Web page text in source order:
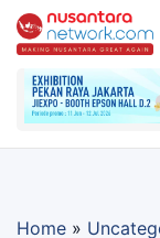
Home »